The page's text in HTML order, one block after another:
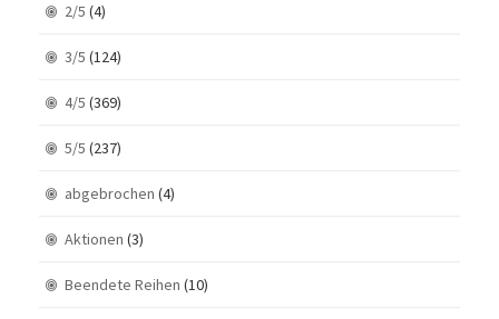
2/5 (4)
3/5 (124)
4/5 (369)
5/5 (237)
abgebrochen (4)
Aktionen (3)
Beendete Reihen (10)